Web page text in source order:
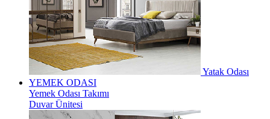
Yatak Odası
YEMEK ODASI
Yemek Odası Takımı
Duvar Ünitesi